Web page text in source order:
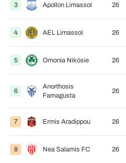
3 Apollon Limassol 26
4 AEL Limassol 26
5 Omonia Nikósie 26
6
Anorthosis
Famagusta
26
7 Ermis Aradippou 26
8 Nea Salamis FC 26